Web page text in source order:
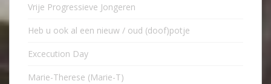
Vrije Progressieve Jongeren
Heb u ook al een nieuw / oud (doof)potje
Excecution Day
Marie-Therese (Marie-T)